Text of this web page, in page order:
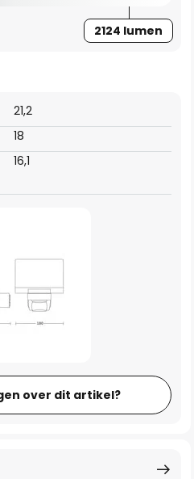
2124 lumen
18
21,2
16,1
over dit artikel?